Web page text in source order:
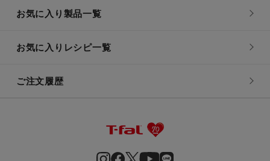
お気に入り製品一覧
お気に入りレシピ一覧
ご注文履歴